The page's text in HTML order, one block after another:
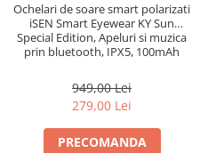
Ochelari de soare smart polarizati
iSEN Smart Eyewear KY Sun
Special Edition, Apeluri si muzica
prin bluetooth, IPX5, 100mAh
949,00 Lei
279,00 Lei
PRECOMANDA